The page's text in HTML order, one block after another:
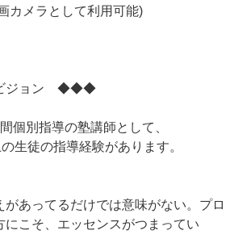
カメラとして利用可能)
ジョン ◆◆◆
個別指導の塾講師として、
生徒の指導経験があります。
があってるだけでは意味がない。プロ
にこそ、エッセンスがつまってい